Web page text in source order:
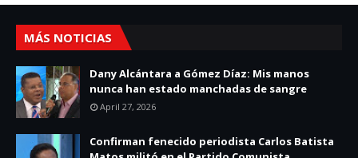
MÁS NOTICIAS
Dany Alcántara a Gómez Díaz: Mis manos
nunca han estado manchadas de sangre
April 27, 2026
Confirman fenecido periodista Carlos Batista